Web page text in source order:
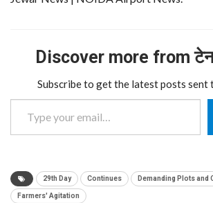
Discover more from टेन
Subscribe to get the latest posts sent
Type your email…
29th Day Continues Demanding Plots and
Farmers' Agitation